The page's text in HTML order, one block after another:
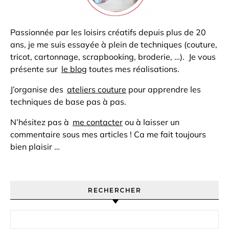
Passionnée par les loisirs créatifs depuis plus de 20
ans, je me suis essayée à plein de techniques (couture,
tricot, cartonnage, scrapbooking, broderie, …). Je vous
présente sur le blog toutes mes réalisations.
J’organise des ateliers couture pour apprendre les
techniques de base pas à pas.
N’hésitez pas à me contacter ou à laisser un
commentaire sous mes articles ! Ca me fait toujours
bien plaisir …
RECHERCHER